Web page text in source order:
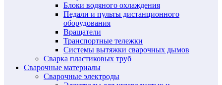
Блоки водяного охлаждения
Педали и пульты дистанционного
оборудования
Вращатели
Транспортные тележки
Системы вытяжки сварочных дымов
Сварка пластиковых труб
Сварочные материалы
Сварочные электроды